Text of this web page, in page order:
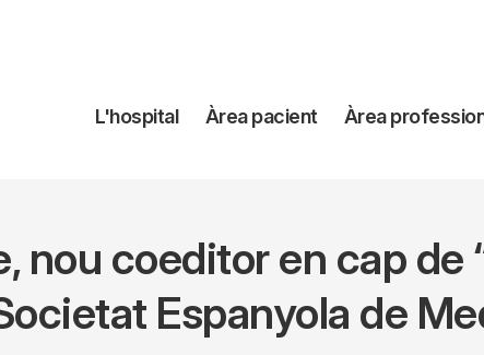
Navegación
L'hospital Àrea pacient Àrea
nou coeditor en cap de
Espanyola de